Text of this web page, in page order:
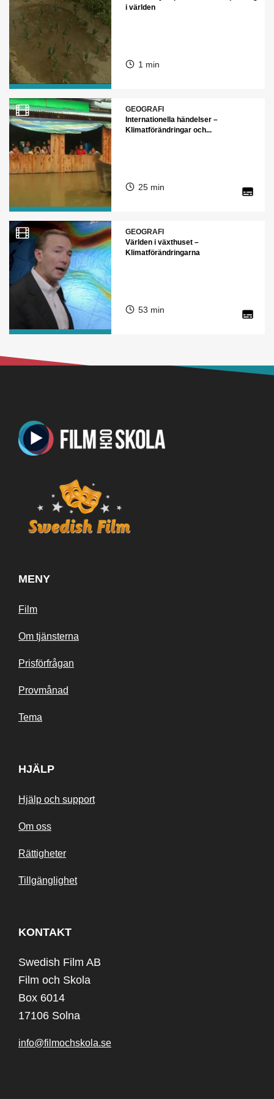
i världen
1 min
GEOGRAFI
Internationella händelser –
Klimatförändringar och...
25 min
GEOGRAFI
Världen i växthuset –
Klimatförändringarna
53 min
MENY
Film
Om tjänsterna
Prisförfrågan
Provmånad
Tema
HJÄLP
Hjälp och support
Om oss
Rättigheter
Tillgänglighet
KONTAKT
Swedish Film AB
Film och Skola
Box 6014
17106 Solna
info@filmochskola.se